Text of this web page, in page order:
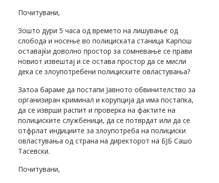
Почитувани,
Зошто дури 5 часа од времето на лишување од
слобода и носење во полициската станица Карпош
оставајќи доволно простор за сомневање се прави
новиот извештај и се остава простор да се мисли
дека се злоупотребени полициските овластувања?
Затоа бараме да постапи Јавното обвинителство за
организиран криминал и корупција да има постапка,
да се изврши распит и проверка на фактите на
полициските службеници, да се потврдат или да се
отфрлат индициите за злоупотреба на полициски
овластувања од страна на директорот на БЈБ Сашо
Тасевски.
Почитувани,